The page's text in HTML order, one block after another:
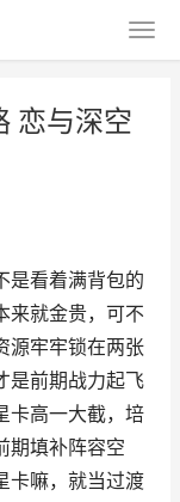
恋与深空
是看着满背包的
来就金贵，可不
源牢牢锁在两张
是前期战力起飞
卡高一大截，培
期填补阵容空
卡嘛，就当过渡